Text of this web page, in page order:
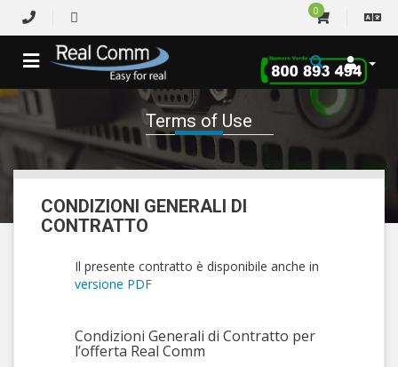
0
Terms of Use
CONDIZIONI GENERALI DI
CONTRATTO
Il presente contratto è disponibile anche in
versione PDF
Condizioni Generali di Contratto per
l’offerta Real Comm